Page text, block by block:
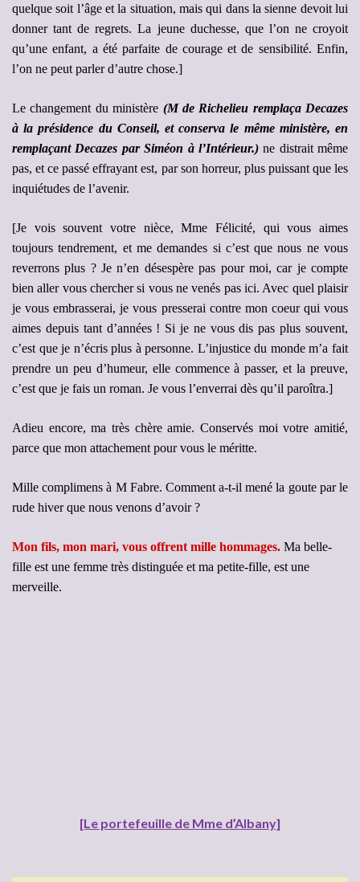
quelque soit l’âge et la situation, mais qui dans la sienne devoit lui
donner tant de regrets. La jeune duchesse, que l’on ne croyoit
qu’une enfant, a été parfaite de courage et de sensibilité. Enfin,
l’on ne peut parler d’autre chose.]
Le changement du ministère (M de Richelieu remplaça Decazes
à la présidence du Conseil, et conserva le même ministère, en
remplaçant Decazes par Siméon à l’Intérieur.)ne distrait même
pas, et ce passé effrayant est, par son horreur, plus puissant que les
inquiétudes de l’avenir.
[Je vois souvent votre nièce, Mme Félicité, qui vous aimes
toujours tendrement, et me demandes si c’est que nous ne vous
reverrons plus ? Je n’en désespère pas pour moi, car je compte
bien aller vous chercher si vous ne venés pas ici. Avec quel plaisir
je vous embrasserai, je vous presserai contre mon coeur qui vous
aimes depuis tant d’années ! Si je ne vous dis pas plus souvent,
c’est que je n’écris plus à personne. L’injustice du monde m’a fait
prendre un peu d’humeur, elle commence à passer, et la preuve,
c’est que je fais un roman. Je vous l’enverrai dès qu’il paroîtra.]
Adieu encore, ma très chère amie. Conservés moi votre amitié,
parce que mon attachement pour vous le méritte.
Mille complimens à M Fabre. Comment a-t-il mené la goute par le
rude hiver que nous venons d’avoir ?
Mon fils, mon mari, vous offrent mille hommages. Ma belle-
fille est une femme très distinguée et ma petite-fille, est une
merveille.
[Le portefeuille de Mme d’Albany]